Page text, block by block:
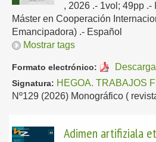
, 2026 .- 1vol; 49pp .-
Máster en Cooperación
Emancipadora) .- Español
Mostrar tags
Formato electrónico:
Signatura: HEGOA. TRABAJOS
Nº129 (2026) Monográfico (
Adimen artifiziala